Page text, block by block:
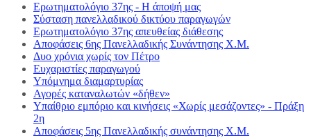
Ερωτηματολόγιο 37ης - Η άποψή μας
Σύσταση πανελλαδικού δικτύου παραγωγών
Ερωτηματολόγιο 37ης απευθείας διάθεσης
Αποφάσεις 6ης Πανελλαδικής Συνάντησης Χ.Μ.
Δυο χρόνια χωρίς τον Πέτρο
Ευχαριστίες παραγωγού
Υπόμνημα διαμαρτυρίας
Αγορές καταναλωτών «δήθεν»
Υπαίθριο εμπόριο και κινήσεις «Χωρίς μεσάζοντες» - Πράξη
2η
Αποφάσεις 5ης Πανελλαδικής συνάντησης Χ.Μ.